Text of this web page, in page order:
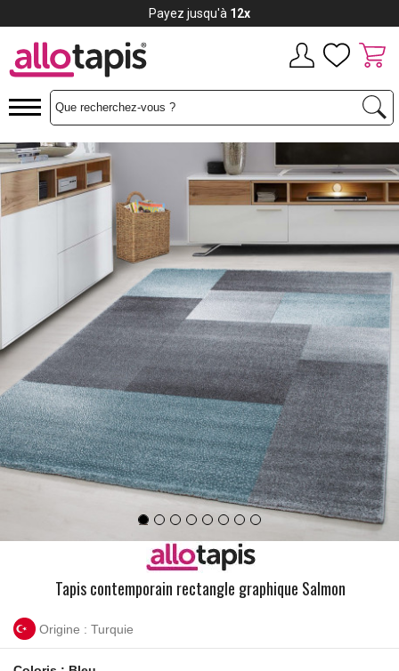
Tapis contemporain rectangle graphique Salmon
Origine : Turquie
Payez jusqu'à 12x